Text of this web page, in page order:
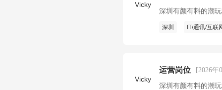
Vicky
深圳有颜有料的潮
深圳 IT/通讯/互联
Vicky
运营岗位 [2026年
深圳有颜有料的潮